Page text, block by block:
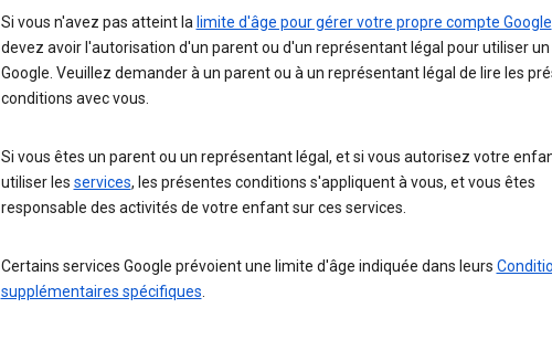
Si vous n'avez pas atteint la limite d'âge pour gérer votre propre compte Google
devez avoir l'autorisation d'un parent ou d'un représentant légal pour utiliser
Google. Veuillez demander à un parent ou à un représentant légal de lire les
conditions avec vous.
Si vous êtes un parent ou un représentant légal, et si vous autorisez votre
utiliser les services, les présentes conditions s'appliquent à vous, et vous êtes
responsable des activités de votre enfant sur ces services.
Certains services Google prévoient une limite d'âge indiquée dans leurs
supplémentaires spécifiques